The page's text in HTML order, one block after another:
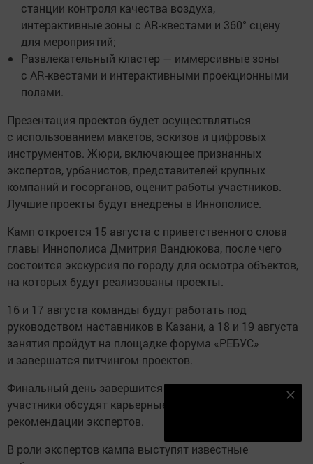
станции контроля качества воздуха,
интерактивные зоны с AR-квестами и 360° сцену
для мероприятий;
Развлекательный кластер — иммерсивные зоны
с AR-квестами и интерактивными проекционными
полами.
Презентация проектов будет осуществляться
с использованием макетов, эскизов и цифровых
инструментов. Жюри, включающее признанных
экспертов, урбанистов, представителей крупных
компаний и госорганов, оценит работы участников.
Лучшие проекты будут внедрены в Иннополисе.
Камп откроется 15 августа с приветственного слова
главы Иннополиса Дмитрия Вандюкова, после чего
состоится экскурсия по городу для осмотра объектов,
на которых будут реализованы проекты.
16 и 17 августа команды будут работать под
руководством наставников в Казани, а 18 и 19 августа
занятия пройдут на площадке форума «РЕБУС»
и завершатся питчингом проектов.
Финальный день завершится круглым столом, где
участники обсудят карьерные перспективы и получат
рекомендации экспертов.
В роли экспертов кампа выступят известные